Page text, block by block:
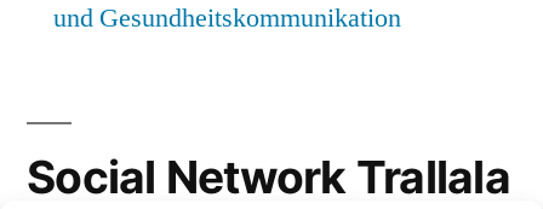
und Gesundheitskommunikation
Social Network Trallala